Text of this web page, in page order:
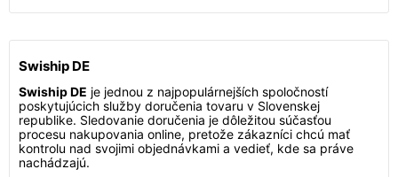
Swiship DE
Swiship DE je jednou z najpopulárnejších spoločností
poskytujúcich služby doručenia tovaru v Slovenskej
republike. Sledovanie doručenia je dôležitou súčasťou
procesu nakupovania online, pretože zákazníci chcú mať
kontrolu nad svojimi objednávkami a vedieť, kde sa práve
nachádzajú.